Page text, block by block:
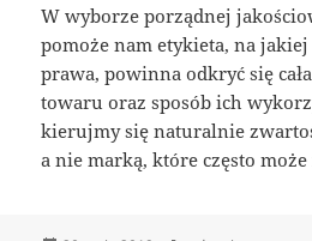
W wyborze porządnej
pomoże nam etykieta, na
prawa, powinna odkryć się
towaru oraz sposób ich
kierujmy się naturalnie
a nie marką, które często